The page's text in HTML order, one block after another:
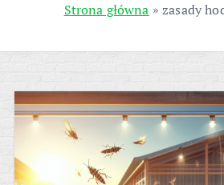
Strona główna »zasady